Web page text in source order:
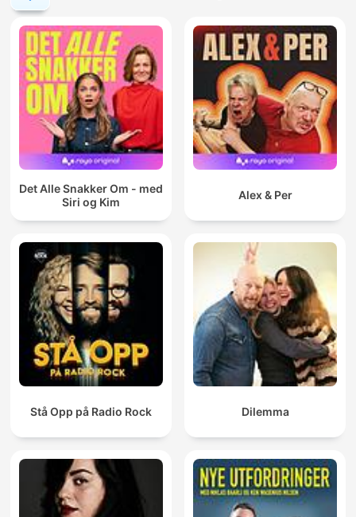
Det Alle Snakker Om - med
Siri og Kim
Alex & Per
Stå Opp på Radio Rock Dilemma